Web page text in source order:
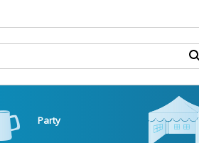
Party